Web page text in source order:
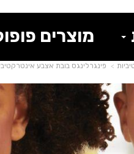
מוצרים
פינגרלינגס בובת אצבע